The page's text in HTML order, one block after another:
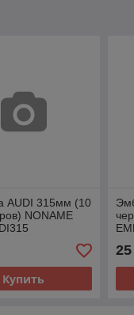
AUDI 315мм (10
NONAME
Купить
25